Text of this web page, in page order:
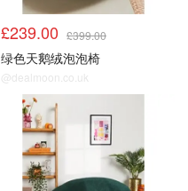
£239.00 £399.00
绿色天鹅绒泡泡椅
@dealmoon.co.uk